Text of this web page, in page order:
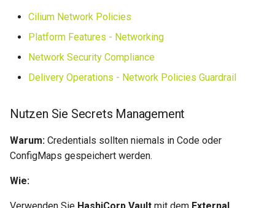
Deployment-Strategien
Verwenden Sie Rolling
Updates
Implementieren Sie Canary
Compliance
Cilium Network Policies
Platform Features - Networking
Network Security Compliance
Delivery Operations - Network Policies Guardrail
Nutzen Sie Secrets Management
Warum: Credentials sollten niemals in Code oder
ConfigMaps gespeichert werden.
Wie: